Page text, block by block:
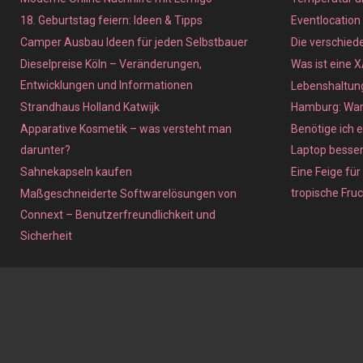
18. Geburtstag feiern: Ideen & Tipps
Camper Ausbau Ideen für jeden Selbstbauer
Dieselpreise Köln – Veränderungen,
Entwicklungen und Informationen
Strandhaus Holland Katwijk
Apparative Kosmetik – was versteht man
darunter?
Sahnekapseln kaufen
Maßgeschneiderte Softwarelösungen von
Connext – Benutzerfreundlichkeit und
Sicherheit
Eventlocation
Die
Was ist eine
Hamburg:
Benötige ich
Laptop
Eine Feige
tropische